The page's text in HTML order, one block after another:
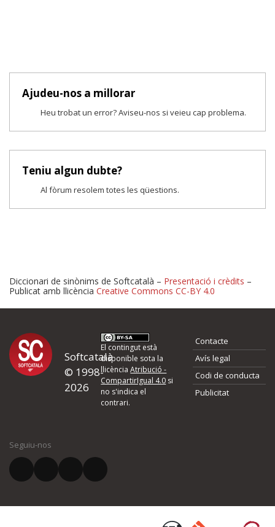
Ajudeu-nos a millorar
Heu trobat un error? Aviseu-nos si veieu cap problema.
Teniu algun dubte?
Al fòrum resolem totes les qüestions.
Proposeu-nos millores o
d'errors
Si heu trobat un error o voleu proposar alguna millora, ompliu els
quina és la millora que proposeu o l'error del qual voleu informar-
El vostre correu electrònic *
Diccionari de sinònims de Softcatalà – Presentació i crèdits –
Publicat amb llicència Creative Commons CC-BY 4.0
Softcatalà
© 1998-
2026
El contingut està
disponible sota la
llicènciaAtribució -
CompartirIgual 4.0 si
no s'indica el
contrari.
Contacte
Avís legal
Codi de conducta
Publicitat
Seguiu-nos